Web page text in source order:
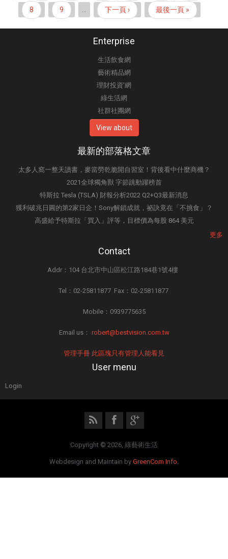
8 9 下一頁 › 最後一頁 »
Enterprise
生活飲食網
藝術精品網
理財投資'網
綠生活網
社群社團網
View about
最新的部落格文章
太多人窩一整天讀書，麥當勞乾脆開自習室！背後看中什麼商機？
2021全球獨角獸 字節跳動躍榜首
特斯拉 Tesla (TSLA) 財報分析2022 Q2+Q3最新消息
獲利破兆日圓的第2家日企！Sony解鎖成就，祕訣竟在「不挑食」？
高盛給予特斯拉「買入」評等，目標價為每股 864 美元
更多
Contact
Addr：104 台北市中山區松江路184巷1號4樓
Tel：02-25811877 Fax：02-25811877
Mobile：0939775635
Email us： robert@bestvision.com.tw
管理手冊 此區塊只有管理人能看見
User menu
Login
Copyright © 2026, 綠藝術生活
Webdesign and Maintain by GreenCom Info.